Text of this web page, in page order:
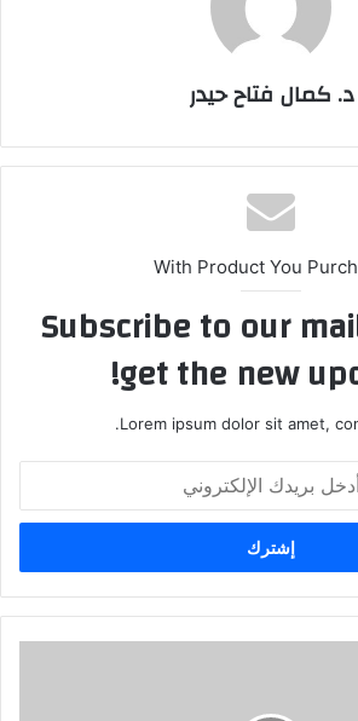
د. كمال فتاح حيدر
With Product You
Subscribe to our
get the new
Lorem ipsum dolor sit amet,